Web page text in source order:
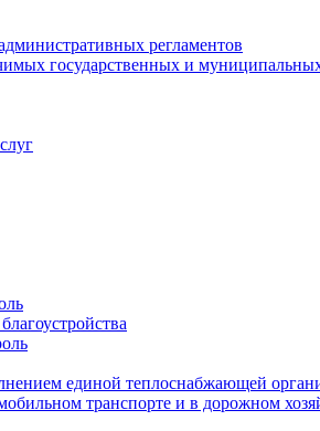
регламентов
государственных и
единой теплоснабжающей
транспорте и в дорожном